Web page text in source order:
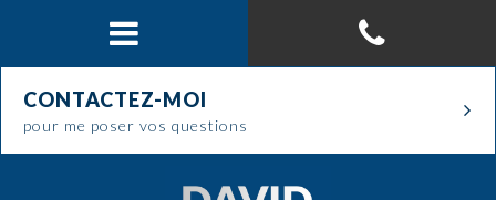
CONTACTEZ-MOI
pour me poser vos questions